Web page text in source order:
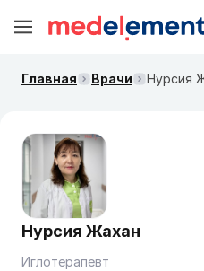
Главная Врачи Нурсия
Нурсия Жахан
Иглотерапевт